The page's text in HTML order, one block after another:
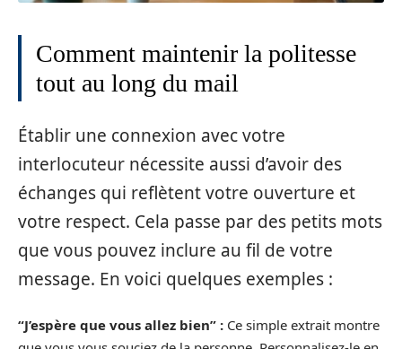
Comment maintenir la politesse
tout au long du mail
Établir une connexion avec votre
interlocuteur nécessite aussi d’avoir des
échanges qui reflètent votre ouverture et
votre respect. Cela passe par des petits mots
que vous pouvez inclure au fil de votre
message. En voici quelques exemples :
“J’espère que vous allez bien” : Ce simple extrait montre